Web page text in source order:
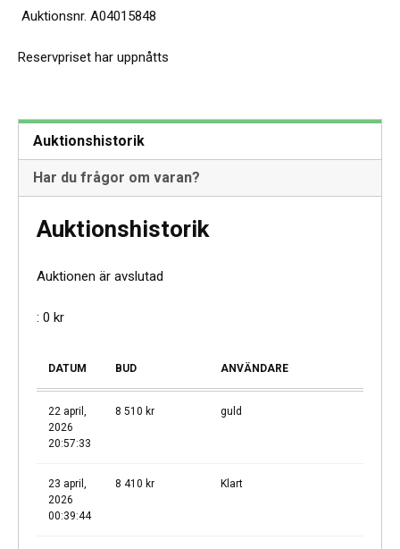
Auktionsnr. A04015848
Reservpriset har uppnåtts
Auktionshistorik
Har du frågor om varan?
Auktionshistorik
Auktionen är avslutad
: 0 kr
DATUM BUD ANVÄNDARE
22 april,
2026
20:57:33
8 510 kr guld
23 april,
2026
00:39:44
8 410 kr Klart